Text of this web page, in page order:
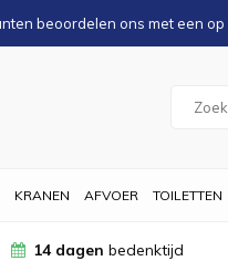
beoordelen ons met een op
KRANEN AFVOER TOILETTEN
14 dagen bedenktijd